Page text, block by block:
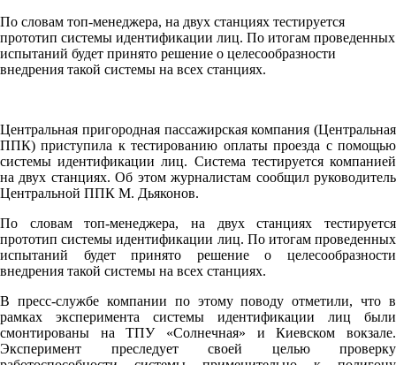
По словам топ-менеджера, на двух станциях тестируется
прототип системы идентификации лиц. По итогам проведенных
испытаний будет принято решение о целесообразности
внедрения такой системы на всех станциях.
Центральная пригородная пассажирская компания (Центральная
ППК) приступила к тестированию оплаты проезда с помощью
системы идентификации лиц. Система тестируется компанией
на двух станциях. Об этом журналистам сообщил руководитель
Центральной ППК М. Дьяконов.
По словам топ-менеджера, на двух станциях тестируется
прототип системы идентификации лиц. По итогам проведенных
испытаний будет принято решение о целесообразности
внедрения такой системы на всех станциях.
В пресс-службе компании по этому поводу отметили, что в
рамках эксперимента системы идентификации лиц были
смонтированы на ТПУ «Солнечная» и Киевском вокзале.
Эксперимент преследует своей целью проверку